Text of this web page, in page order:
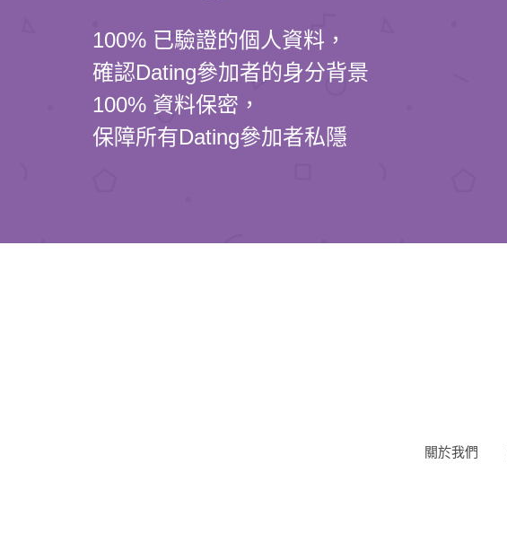
100% 已驗證的個人資料，
確認Dating參加者的身分背景
100% 資料保密，
保障所有Dating參加者私隱
關於我們